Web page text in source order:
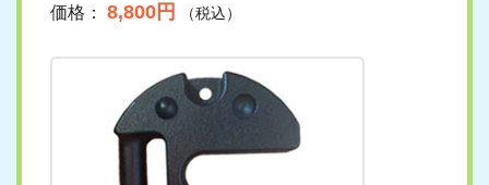
価格： 8,800円 （税込）